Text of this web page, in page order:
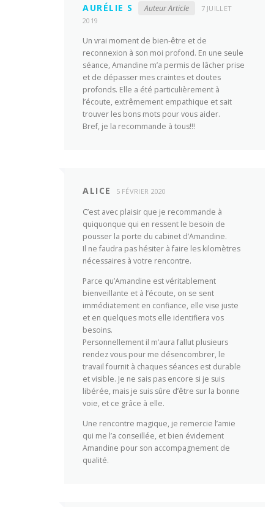
AURÉLIE S Auteur Article
7 JUILLET
2019
Un vrai moment de bien-être et de
reconnexion à son moi profond. En une seule
séance, Amandine m’a permis de lâcher prise
et de dépasser mes craintes et doutes
profonds. Elle a été particulièrement à
l’écoute, extrêmement empathique et sait
trouver les bons mots pour vous aider.
Bref, je la recommande à tous!!!
ALICE 5 FÉVRIER 2020
C’est avec plaisir que je recommande à
quiquonque qui en ressent le besoin de
pousser la porte du cabinet d’Amandine.
Il ne faudra pas hésiter à faire les kilomètres
nécessaires à votre rencontre.
Parce qu’Amandine est véritablement
bienveillante et à l’écoute, on se sent
immédiatement en confiance, elle vise juste
et en quelques mots elle identifiera vos
besoins.
Personnellement il m’aura fallut plusieurs
rendez vous pour me désencombrer, le
travail fournit à chaques séances est durable
et visible. Je ne sais pas encore si je suis
libérée, mais je suis sûre d’être sur la bonne
voie, et ce grâce à elle.
Une rencontre magique, je remercie l’amie
qui me l’a conseillée, et bien évidement
Amandine pour son accompagnement de
qualité.